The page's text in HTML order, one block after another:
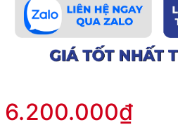
6.200.000₫